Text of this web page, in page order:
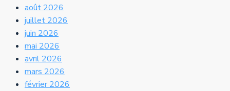
août 2026
juillet 2026
juin 2026
mai 2026
avril 2026
mars 2026
février 2026